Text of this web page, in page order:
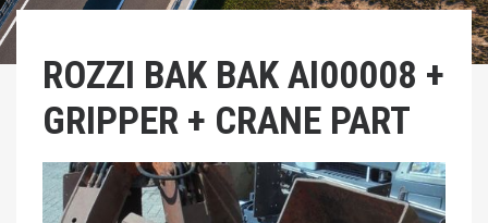
ROZZI BAK BAK AI00008 +
GRIPPER + CRANE PART